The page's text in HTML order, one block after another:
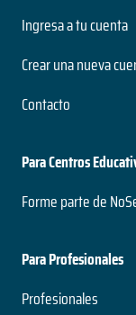
Ingresa a tu cuenta
Crear una nueva
Contacto
Para Centros
Forme parte de
Para Profesionales
Profesionales